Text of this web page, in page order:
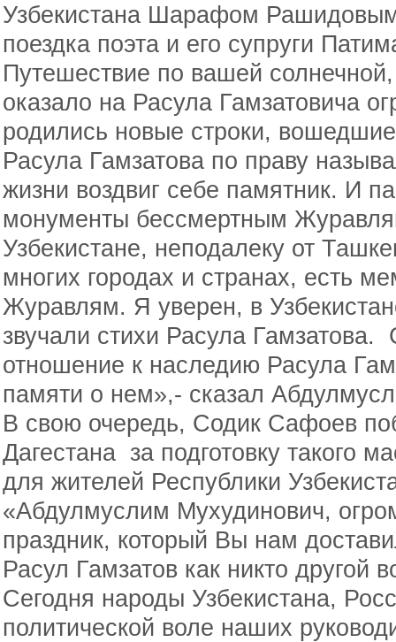
Узбекистана Шарафом
поездка поэта и его супруги
Путешествие по вашей
оказало на Расула Гамзатовича
родились новые строки,
Расула Гамзатова по праву
жизни воздвиг себе памятник. И
монументы бессмертным
Узбекистане, неподалеку от
многих городах и странах, есть
Журавлям. Я уверен, в
звучали стихи Расула Гамзатова.
отношение к наследию Расула
памяти о нем»,- сказал
В свою очередь, Содик Сафоев
Дагестана за подготовку такого
для жителей Республики
«Абдулмуслим Мухудинович,
праздник, который Вы нам
Расул Гамзатов как никто другой
Сегодня народы Узбекистана,
политической воле наших